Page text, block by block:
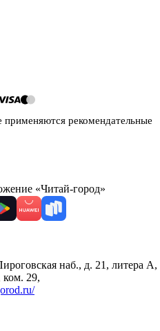
применяются рекомендательные
«Читай-город»
наб., д. 21, литера А,
ком. 29,